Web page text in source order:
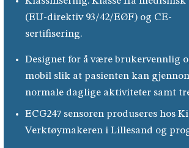
(EU-direktiv 93/42/EØF) og CE-
sertifisering.
Designet for å være brukervennlig
mobil slik at pasienten kan
normale daglige aktiviteter samt
ECG247 sensoren produseres
Verktøymakeren i Lillesand og